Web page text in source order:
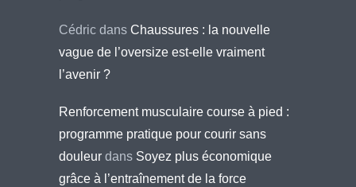
Cédric dans Chaussures : la nouvelle
vague de l’oversize est-elle vraiment
l’avenir ?
Renforcement musculaire course à pied :
programme pratique pour courir sans
douleur dans Soyez plus économique
grâce à l’entraînement de la force